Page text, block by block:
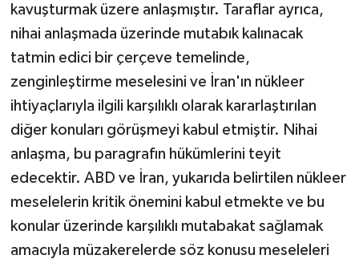
kavuşturmak üzere anlaşmıştır. Taraflar ayrıca,
nihai anlaşmada üzerinde mutabık kalınacak
tatmin edici bir çerçeve temelinde,
zenginleştirme meselesini ve İran'ın nükleer
ihtiyaçlarıyla ilgili karşılıklı olarak kararlaştırılan
diğer konuları görüşmeyi kabul etmiştir. Nihai
anlaşma, bu paragrafın hükümlerini teyit
edecektir. ABD ve İran, yukarıda belirtilen nükleer
meselelerin kritik önemini kabul etmekte ve bu
konular üzerinde karşılıklı mutabakat sağlamak
amacıyla müzakerelerde söz konusu meseleleri